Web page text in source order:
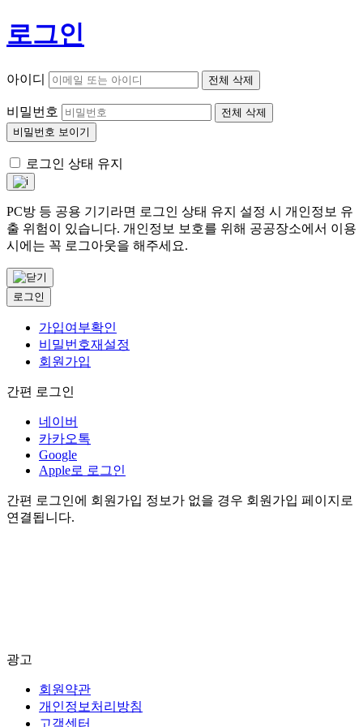
로그인
아이디 전체 삭제
비밀번호
전체 삭제
비밀번호 보이기
로그인 상태 유지
PC방 등 공용 기기라면 로그인 상태 유지 설정 시 개인정보 유
출 위험이 있습니다. 개인정보 보호를 위해 공공장소에서 이용
시에는 꼭 로그아웃을 해주세요.
로그인
가입여부확인
비밀번호재설정
회원가입
간편 로그인
네이버
카카오톡
Google
Apple로 로그인
간편 로그인에 회원가입 정보가 없을 경우 회원가입 페이지로
연결됩니다.
광고
회원약관
개인정보처리방침
고객센터